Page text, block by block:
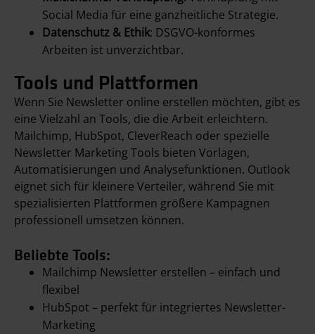
Social Media für eine ganzheitliche Strategie.
Datenschutz & Ethik: DSGVO-konformes
Arbeiten ist unverzichtbar.
Tools und Plattformen
Wenn Sie Newsletter online erstellen möchten, gibt es
eine Vielzahl an Tools, die die Arbeit erleichtern.
Mailchimp, HubSpot, CleverReach oder spezielle
Newsletter Marketing Tools bieten Vorlagen,
Automatisierungen und Analysefunktionen. Outlook
eignet sich für kleinere Verteiler, während Sie mit
spezialisierten Plattformen größere Kampagnen
professionell umsetzen können.
Beliebte Tools:
Mailchimp Newsletter erstellen – einfach und
flexibel
HubSpot – perfekt für integriertes Newsletter-
Marketing